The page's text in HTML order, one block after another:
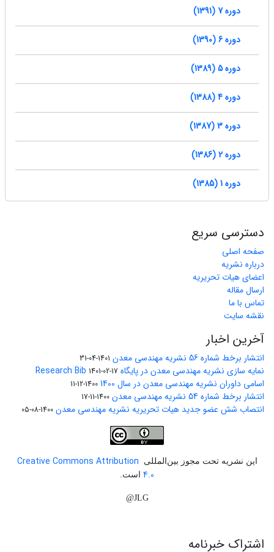
دوره 7 (1391)
دوره 6 (1390)
دوره 5 (1389)
دوره 4 (1388)
دوره 3 (1387)
دوره 2 (1386)
دوره 1 (1385)
دسترسی سریع
صفحه اصلی
درباره نشریه
اعضای هیات تحریریه
ارسال مقاله
تماس با ما
نقشه سایت
آخرین اخبار
انتشار برخط شماره 56 نشریه مهندسی معدن 1401-04-31
نمایه سازی نشریه مهندسی معدن در پایگاه Research Bib 1401-02-17
اسامی داوران نشریه مهندسی معدن در سال 1400 1400-12-11
انتشار برخط شماره 54 نشریه مهندسی معدن 1400-11-17
انتصاب شش عضو جدید هیات تحریریه نشریه مهندسی معدن 1400-08-05
این نشریه تحت مجوز بین‌المللی
Creative Commons Attribution
4.0 است.
JLG@
اشتراک خبرنامه